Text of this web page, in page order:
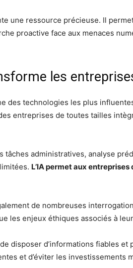
une ressource précieuse. Il
proactive face aux menaces
les
des technologies les plus
entreprises de toutes tailles
administratives, analyse
L’IA permet aux
de nombreuses
les enjeux éthiques associés à
disposer d’informations fiables et
et d’éviter les investissements